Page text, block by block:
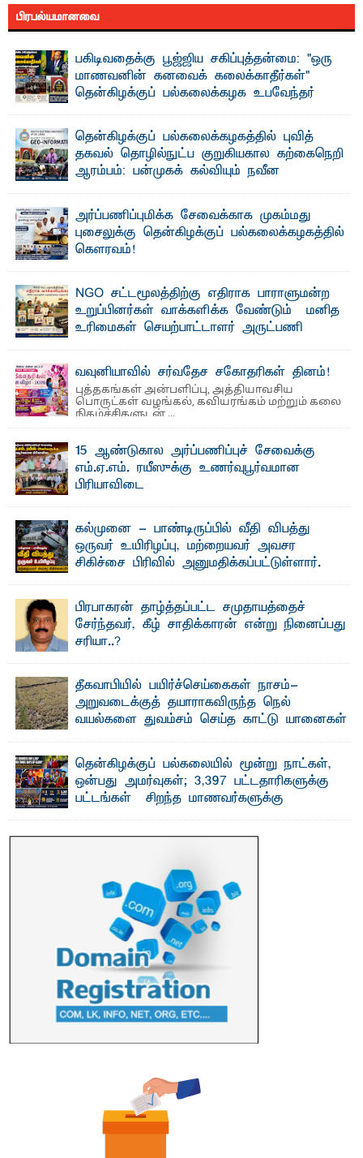
பிரபல்யமானவை
பகிடிவதைக்கு பூஜ்ஜிய சகிப்புத்தன்மை: "ஒரு
மாணவனின் கனவைக் கலைக்காதீர்கள்" –
தென்கிழக்குப் பல்கலைக்கழக உபவேந்தர்
"ஒ ரு மாணவனின் அல்லது மாணவியின் கனவு என்னால்
கலைக்கப்படாது" என்ற உறுதியை ஒவ்வொரு மாணவரும் ...
தென்கிழக்குப் பல்கலைக்கழகத்தில் புவித்
தகவல் தொழில்நுட்ப குறுகியகால கற்கைநெறி
ஆரம்பம்: பன்முகக் கல்வியும் நவீன
பேராசிரியர் எம். எம். பாஸில்
தெ ன்கிழக்குப் பல்கலைக்கழகத்தின் கலை மற்றும் கலாசார
பீடத்தின் புவியியல் துறையினால் ...
அர்ப்பணிப்புமிக்க சேவைக்காக முகம்மது
புசைலுக்கு தென்கிழக்குப் பல்கலைக்கழகத்தில்
கௌரவம்!
NGO சட்டமூலத்திற்கு எதிராக பாராளுமன்ற
உறுப்பினர்கள் வாக்களிக்க வேண்டும் – மனித
உரிமைகள் செயற்பாட்டாளர் அருட்பணி
ஜே. எப். காமிலா பேகம்- இ லங்கை அரசாங்கம் அரசுசாரா
அமைப்புகள் (NGO) தொடர்பான புதிய சட்டமூலத்தை ...
வவுனியாவில் சர்வதேச சகோதரிகள் தினம்!
புத்தகங்கள் அன்பளிப்பு, அத்தியாவசிய
பொருட்கள் வழங்கல், கவியரங்கம் மற்றும் கலை
நிகழ்ச்சிகளுடன் ...
15 ஆண்டுகால அர்ப்பணிப்புச் சேவைக்கு
எம்.ஏ.எம். ரயீஸுக்கு உணர்வுபூர்வமான
பிரியாவிடை
கல்முனை - பாண்டிருப்பில் வீதி விபத்து
ஒருவர் உயிரிழப்பு, மற்றையவர் அவசர
சிகிச்சை பிரிவில் அனுமதிக்கப்பட்டுள்ளார்.
பாண்டிருப்பு ...பிரபாகரன் தாழ்த்தப்பட்ட சமுதாயத்தைச்
சேர்ந்தவர், கீழ் சாதிக்காரன் என்று நினைப்பது
சரியா..?
தீகவாபியில் பயிர்ச்செய்கைகள் நாசம்-
அறுவடைக்குத் தயாராகவிருந்த நெல்
வயல்களை துவம்சம் செய்த காட்டு யானைகள்
காணப்பட்ட பல ...தென்கிழக்குப் பல்கலையில் மூன்று நாட்கள்,
ஒன்பது அமர்வுகள்; 3,397 பட்டதாரிகளுக்கு
பட்டங்கள் – சிறந்த மாணவர்களுக்கு
மற்றும் சிறப்புப் பரிசுகள்